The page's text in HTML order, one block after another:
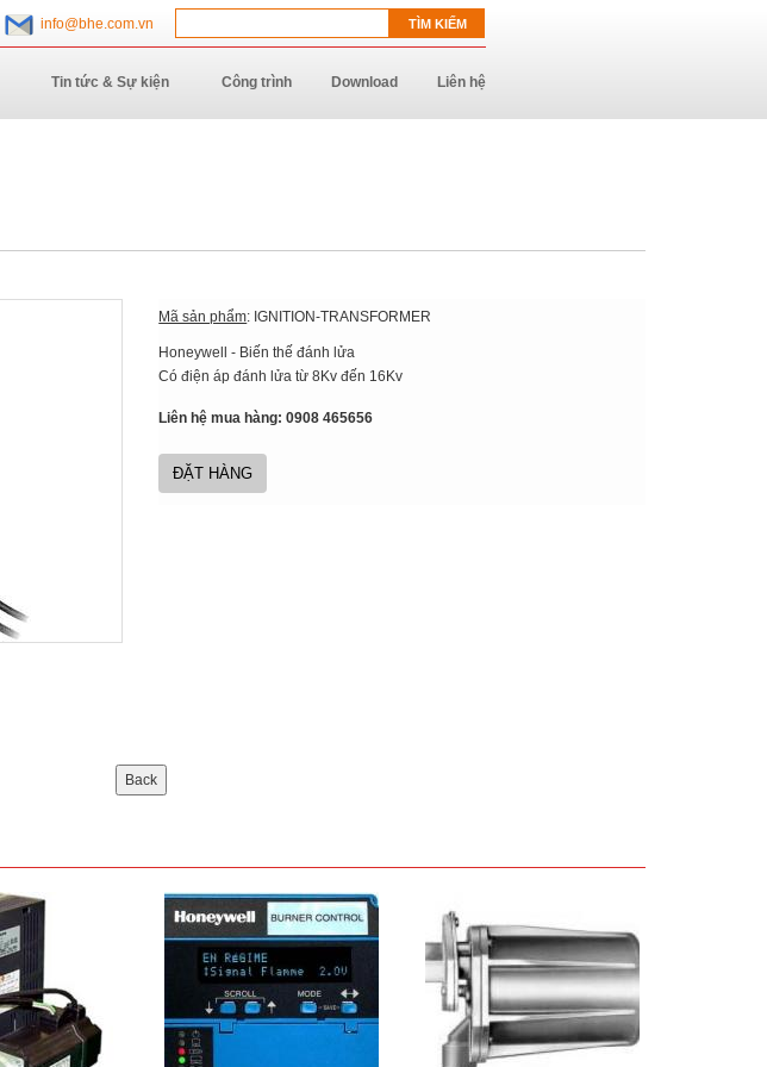
info@bhe.com.vn
Tin tức & Sự kiện Công trình Download Liên hệ
Mã sản phẩm: IGNITION-TRANSFORMER
Honeywell - Biến thế đánh lửa
Có điện áp đánh lửa từ 8Kv đến 16Kv
Liên hệ mua hàng: 0908 465656
ĐẶT HÀNG